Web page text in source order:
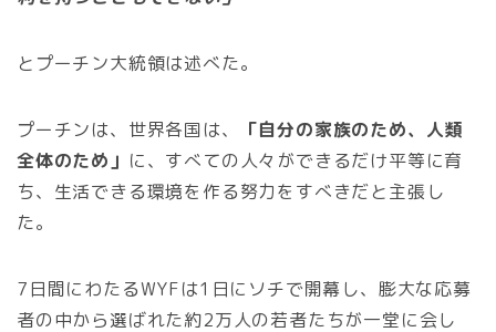
とプーチン大統領は述べた。
プーチンは、世界各国は、
「自分の家族のため、人類
全体のため」 に、すべての人々ができるだけ平等に育
ち、生活できる環境を作る努力をすべきだと主張し
た。
7日間にわたるWYFは1日にソチで開幕し、膨大な応募
者の中から選ばれた約2万人の若者たちが一堂に会し